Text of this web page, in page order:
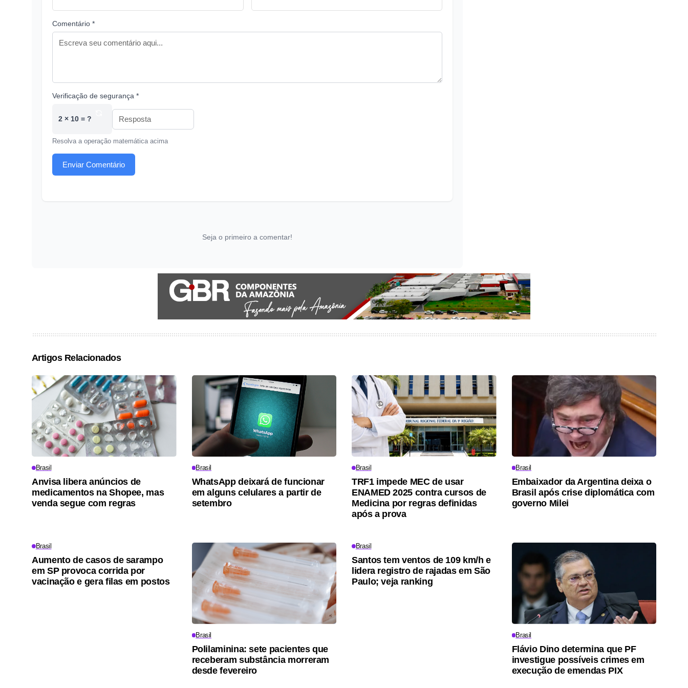
Comentário *
Verificação de segurança *
2 × 10 = ?
Resolva a operação matemática acima
Enviar Comentário
Seja o primeiro a comentar!
Artigos Relacionados
Brasil
Anvisa libera anúncios de
medicamentos na Shopee, mas
venda segue com regras
Brasil
WhatsApp deixará de funcionar
em alguns celulares a partir de
setembro
Brasil
TRF1 impede MEC de usar
ENAMED 2025 contra cursos de
Medicina por regras definidas
após a prova
Brasil
Embaixador da Argentina deixa o
Brasil após crise diplomática com
governo Milei
Brasil
Aumento de casos de sarampo
em SP provoca corrida por
vacinação e gera filas em postos
Brasil
Polilaminina: sete pacientes que
receberam substância morreram
desde fevereiro
Brasil
Santos tem ventos de 109 km/h e
lidera registro de rajadas em São
Paulo; veja ranking
Brasil
Flávio Dino determina que PF
investigue possíveis crimes em
execução de emendas PIX